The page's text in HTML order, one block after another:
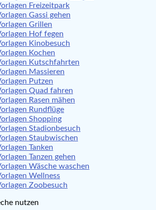
Freizeitpark
Gassi gehen
Grillen
Hof fegen
Kinobesuch
Kochen
Kutschfahrten
Massieren
Putzen
Quad fahren
Rasen mähen
Rundflüge
Shopping
Stadionbesuch
Staubwischen
Tanken
Tanzen gehen
Wäsche waschen
Wellness
Zoobesuch